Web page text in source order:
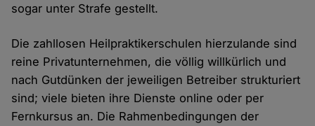
sogar unter Strafe gestellt.
Die zahllosen Heilpraktikerschulen hierzulande sind
reine Privatunternehmen, die völlig willkürlich und
nach Gutdünken der jeweiligen Betreiber strukturiert
sind; viele bieten ihre Dienste online oder per
Fernkursus an. Die Rahmenbedingungen der